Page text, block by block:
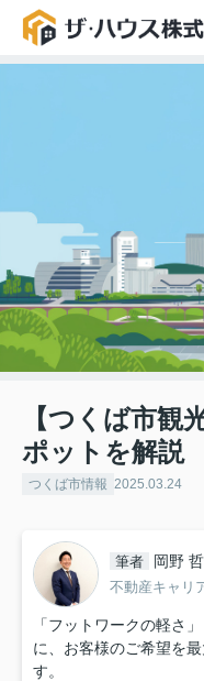
【つくば市観
ポットを解説
つくば市情報 2025.03.24
筆者 岡野
不動産キャリ
「フットワークの軽さ
に、お客様のご希望を
す。